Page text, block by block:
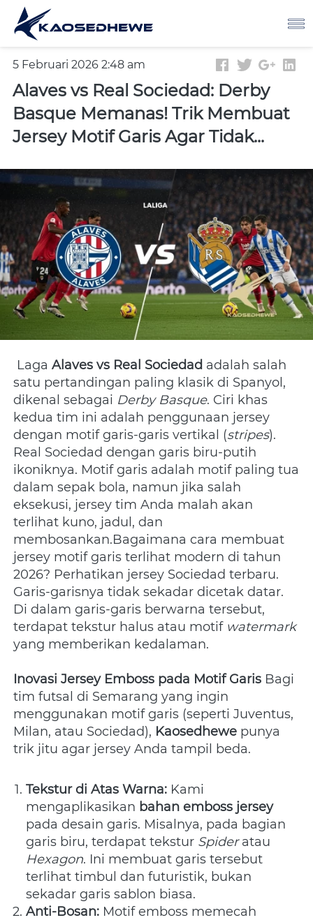
5 Februari 2026 2:48 am
Alaves vs Real Sociedad: Derby
Basque Memanas! Trik Membuat
Jersey Motif Garis Agar Tidak...
Laga Alaves vs Real Sociedad adalah salah
satu pertandingan paling klasik di Spanyol,
dikenal sebagai Derby Basque. Ciri khas
kedua tim ini adalah penggunaan jersey
dengan motif garis-garis vertikal (stripes).
Real Sociedad dengan garis biru-putih
ikoniknya. Motif garis adalah motif paling tua
dalam sepak bola, namun jika salah
eksekusi, jersey tim Anda malah akan
terlihat kuno, jadul, dan
membosankan.Bagaimana cara membuat
jersey motif garis terlihat modern di tahun
2026? Perhatikan jersey Sociedad terbaru.
Garis-garisnya tidak sekadar dicetak datar.
Di dalam garis-garis berwarna tersebut,
terdapat tekstur halus atau motif watermark
yang memberikan kedalaman.
Inovasi Jersey Emboss pada Motif Garis Bagi
tim futsal di Semarang yang ingin
menggunakan motif garis (seperti Juventus,
Milan, atau Sociedad), Kaosedhewe punya
trik jitu agar jersey Anda tampil beda.
Tekstur di Atas Warna: Kami
mengaplikasikan bahan emboss jersey
pada desain garis. Misalnya, pada bagian
garis biru, terdapat tekstur Spider
Hexagon. Ini membuat garis tersebut
terlihat timbul dan futuristik, bukan
sekadar garis sablon biasa.
Anti-Bosan: Motif emboss memecah